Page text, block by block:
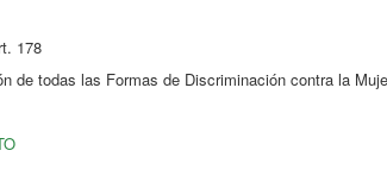
178
de todas las Formas de Discriminación contra la